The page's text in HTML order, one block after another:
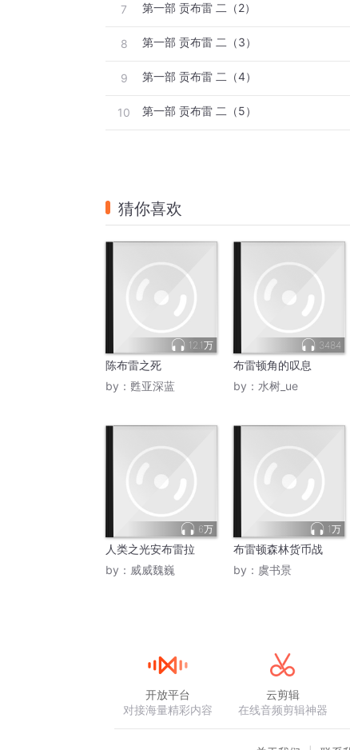
7 第一部 贡布雷 二（2）
8 第一部 贡布雷 二（3）
9 第一部 贡布雷 二（4）
10 第一部 贡布雷 二（5）
猜你喜欢
12.1万
陈布雷之死
by： 甦亚深蓝
3484
布雷顿角的叹息
by： 水树_ue
6万
人类之光安布雷拉
by： 威威魏巍
1万
布雷顿森林货币战
by： 虞书景
开放平台
对接海量精彩内容
云剪辑
在线音频剪辑神器